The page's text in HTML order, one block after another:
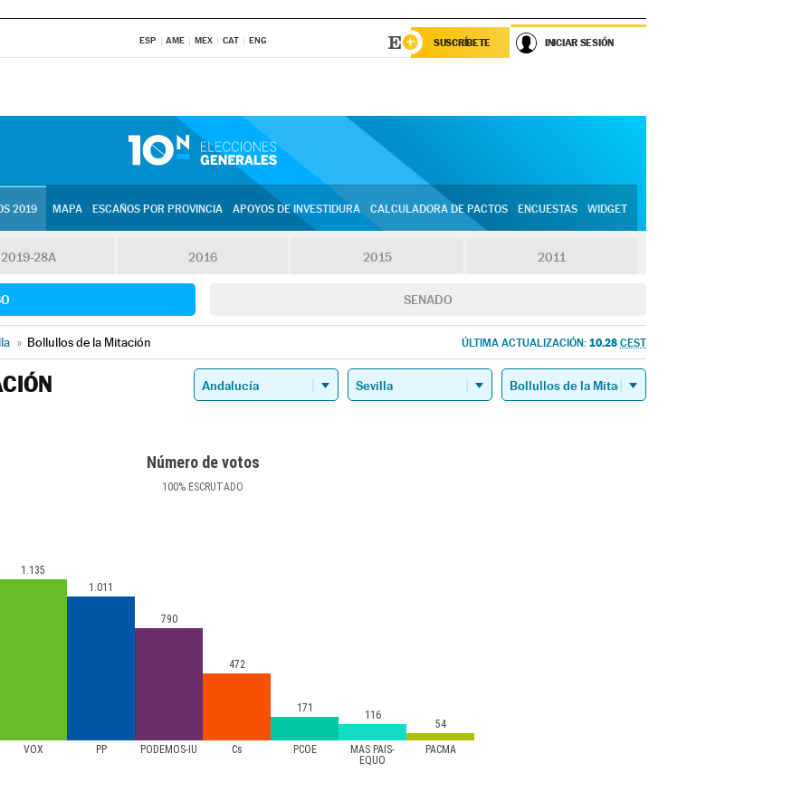
ESP AME MEX CAT ENG SUSCRÍBETE INICIAR SESIÓN
2019 MAPA ESCAÑOS POR PROVINCIA APOYOS DE INVESTIDURA CALCULADORA DE PACTOS ENCUESTAS WIDGET
2019-28A 2016 2015 2011
SENADO
» Bollullos de la Mitación ÚLTIMA ACTUALIZACIÓN: 10.28 CEST
Número de votos
100% ESCRUTADO
VOX PP PODEMOS-IU Cs PCOE
MÁS PAÍS-
EQUO
PACMA
1.135
1.011
790
472
171
116
54